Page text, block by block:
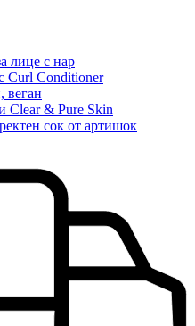
лице с нар
Curl Conditioner
веган
Clear & Pure Skin
сок от артишок